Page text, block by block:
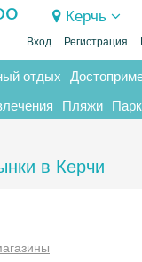
Керчь
Вход Регистрация
отдых
Пляжи
в Керчи